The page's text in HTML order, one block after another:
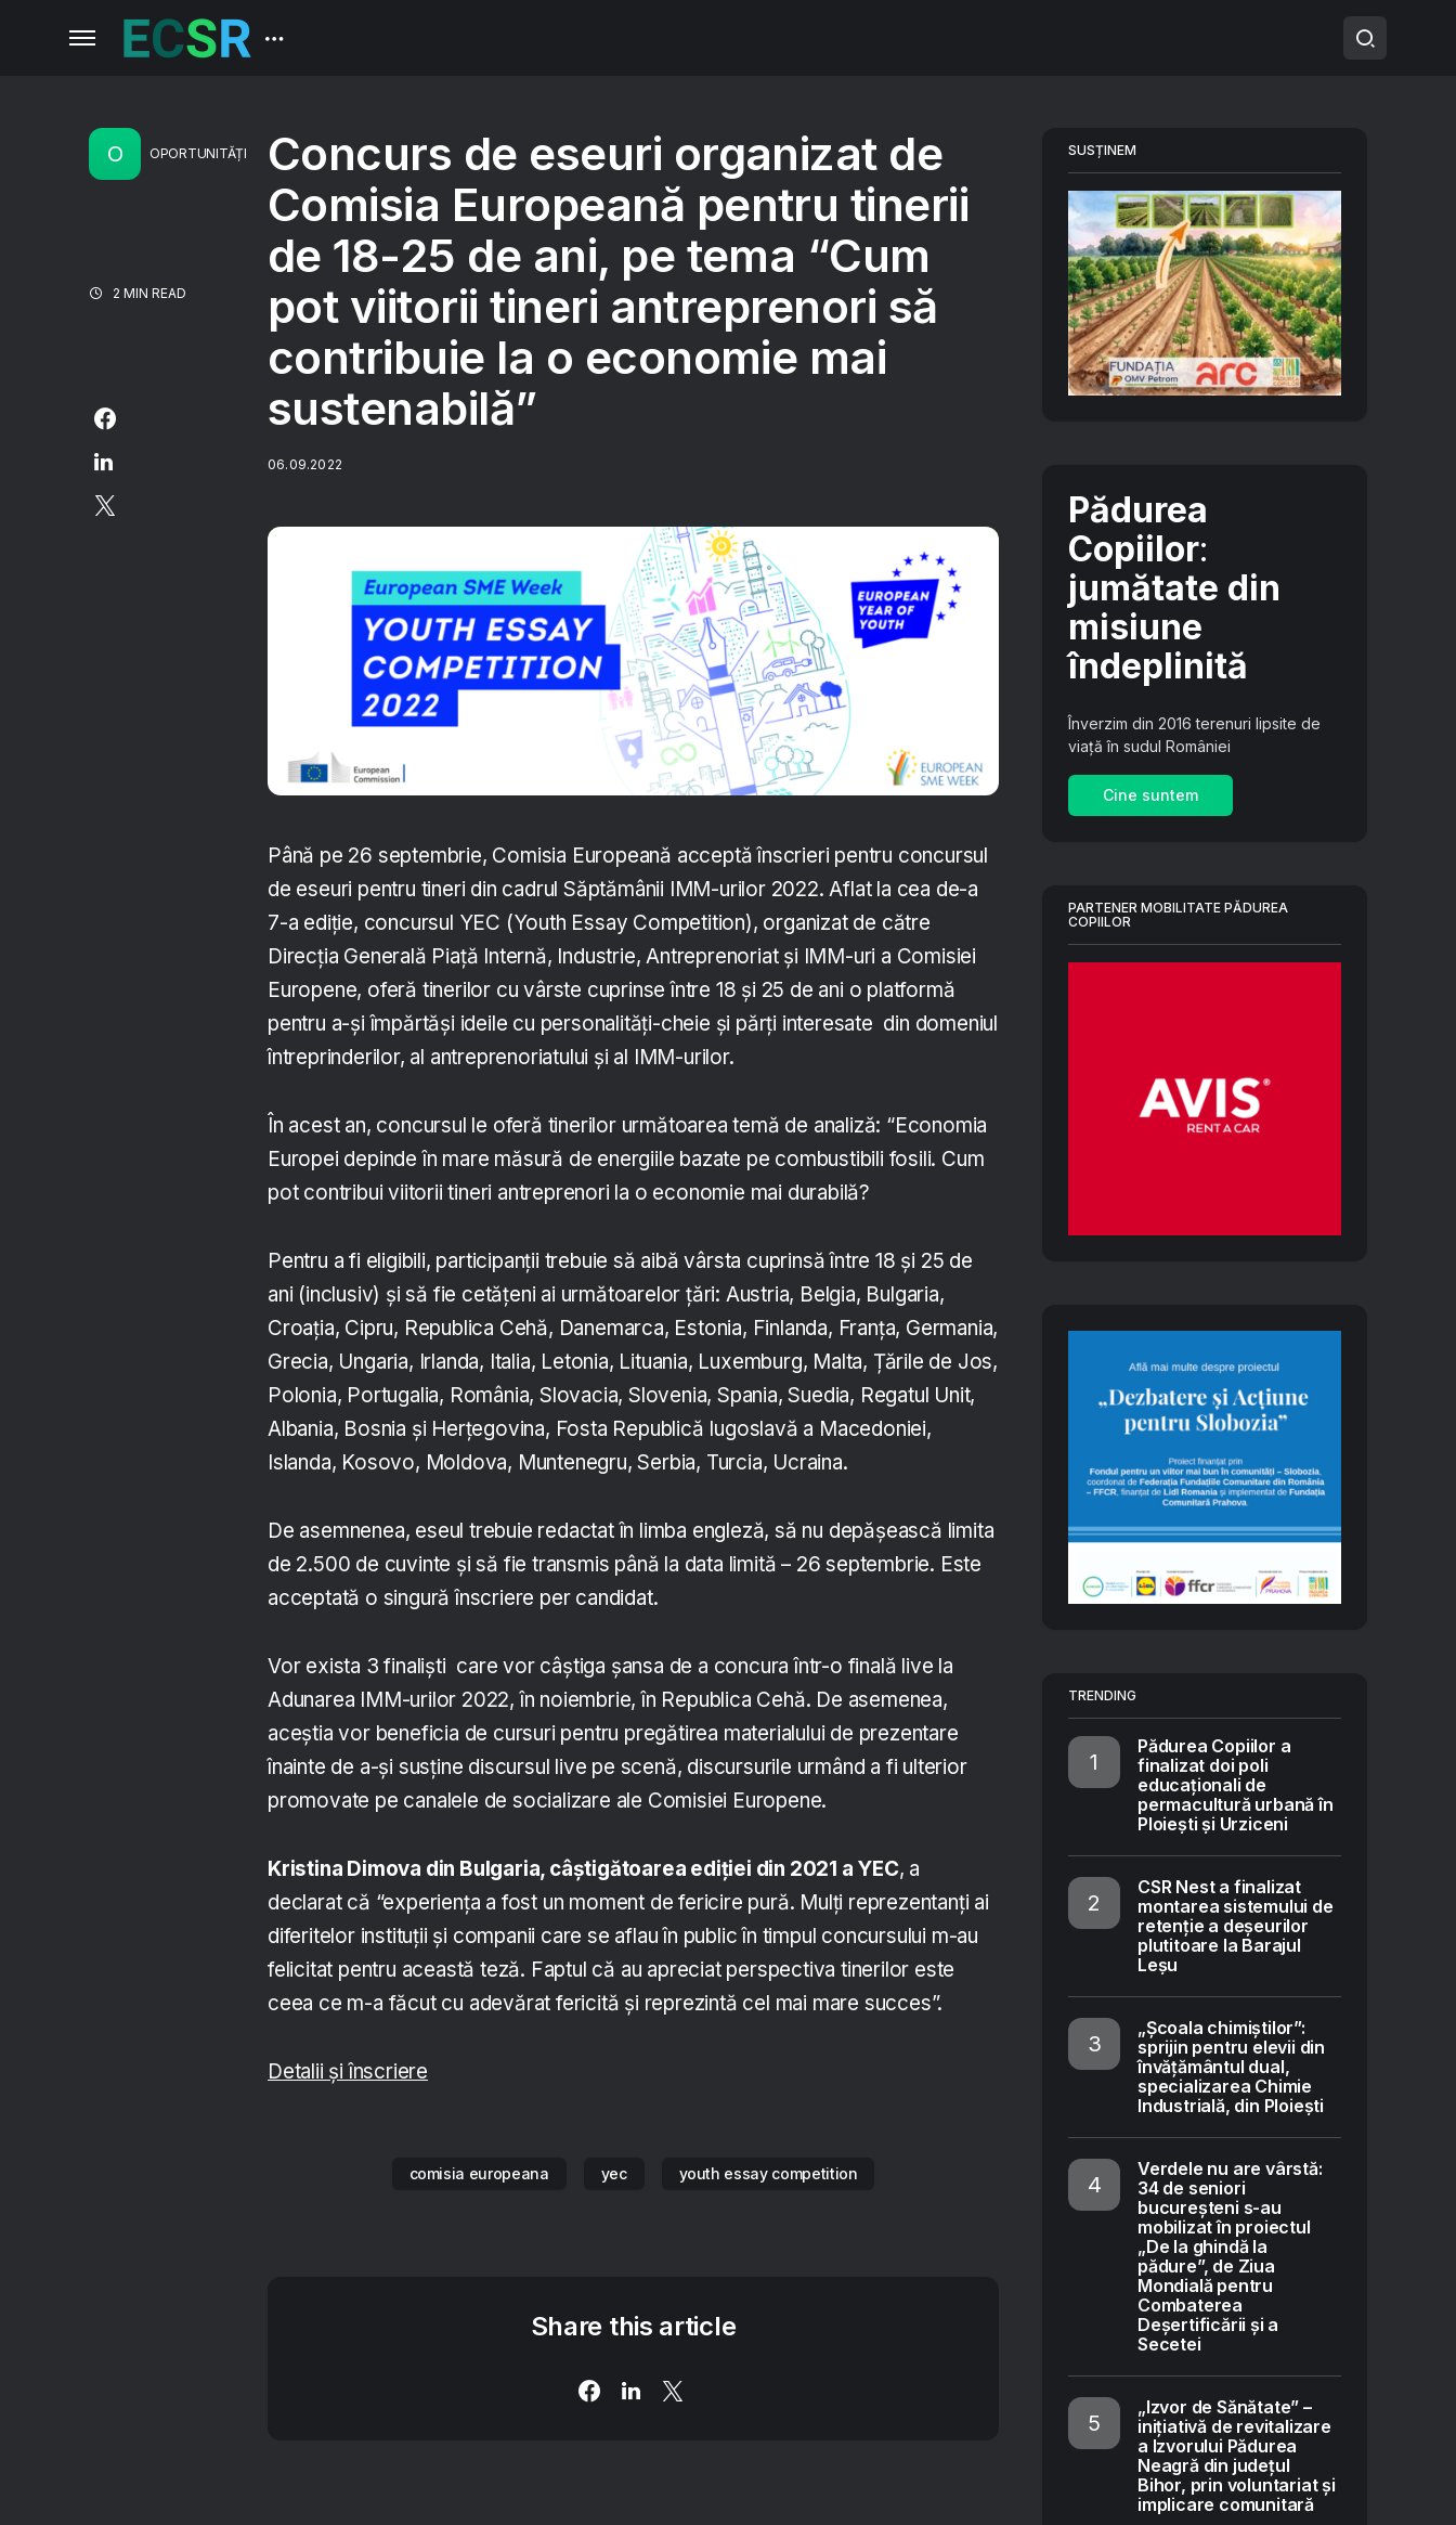
O OPORTUNITĂȚI
2 MIN READ
Concurs de eseuri organizat de
Comisia Europeană pentru tinerii
de 18-25 de ani, pe tema “Cum
pot viitorii tineri antreprenori să
contribuie la o economie mai
sustenabilă”
06.09.2022
Până pe 26 septembrie, Comisia Europeană acceptă înscrieri pentru concursul
de eseuri pentru tineri din cadrul Săptămânii IMM-urilor 2022. Aflat la cea de-a
7-a ediție, concursul YEC (Youth Essay Competition), organizat de către
Direcția Generală Piață Internă, Industrie, Antreprenoriat și IMM-uri a Comisiei
Europene, oferă tinerilor cu vârste cuprinse între 18 și 25 de ani o platformă
pentru a-și împărtăși ideile cu personalități-cheie și părți interesate din domeniul
întreprinderilor, al antreprenoriatului și al IMM-urilor.
În acest an, concursul le oferă tinerilor următoarea temă de analiză: “Economia
Europei depinde în mare măsură de energiile bazate pe combustibili fosili. Cum
pot contribui viitorii tineri antreprenori la o economie mai durabilă?
Pentru a fi eligibili, participanții trebuie să aibă vârsta cuprinsă între 18 și 25 de
ani (inclusiv) și să fie cetățeni ai următoarelor țări: Austria, Belgia, Bulgaria,
Croația, Cipru, Republica Cehă, Danemarca, Estonia, Finlanda, Franța, Germania,
Grecia, Ungaria, Irlanda, Italia, Letonia, Lituania, Luxemburg, Malta, Țările de Jos,
Polonia, Portugalia, România, Slovacia, Slovenia, Spania, Suedia, Regatul Unit,
Albania, Bosnia și Herțegovina, Fosta Republică Iugoslavă a Macedoniei,
Islanda, Kosovo, Moldova, Muntenegru, Serbia, Turcia, Ucraina.
De asemnenea, eseul trebuie redactat în limba engleză, să nu depășească limita
de 2.500 de cuvinte și să fie transmis până la data limită – 26 septembrie. Este
acceptată o singură înscriere per candidat.
Vor exista 3 finaliști care vor câștiga șansa de a concura într-o finală live la
Adunarea IMM-urilor 2022, în noiembrie, în Republica Cehă. De asemenea,
aceștia vor beneficia de cursuri pentru pregătirea materialului de prezentare
înainte de a-și susține discursul live pe scenă, discursurile urmând a fi ulterior
promovate pe canalele de socializare ale Comisiei Europene.
Kristina Dimova din Bulgaria, câștigătoarea ediției din 2021 a YEC, a
declarat că “experiența a fost un moment de fericire pură. Mulți reprezentanți ai
diferitelor instituții și companii care se aflau în public în timpul concursului m-au
felicitat pentru această teză. Faptul că au apreciat perspectiva tinerilor este
ceea ce m-a făcut cu adevărat fericită și reprezintă cel mai mare succes”.
Detalii și înscriere
comisia europeana yec youth essay competition
Share this article
SUSȚINEM
Pădurea
Copiilor:
jumătate din
misiune
îndeplinită
Înverzim din 2016 terenuri lipsite de
viață în sudul României
Cine suntem
PARTENER MOBILITATE PĂDUREA
COPIILOR
TRENDING
Pădurea Copiilor a
finalizat doi poli
educaționali de
permacultură urbană în
Ploiești și Urziceni
CSR Nest a finalizat
montarea sistemului de
retenție a deșeurilor
plutitoare la Barajul
Leșu
„Școala chimiștilor”:
sprijin pentru elevii din
învățământul dual,
specializarea Chimie
Industrială, din Ploiești
Verdele nu are vârstă:
34 de seniori
bucureșteni s-au
mobilizat în proiectul
„De la ghindă la
pădure”, de Ziua
Mondială pentru
Combaterea
Deșertificării și a
Secetei
„Izvor de Sănătate” –
inițiativă de revitalizare
a Izvorului Pădurea
Neagră din județul
Bihor, prin voluntariat și
implicare comunitară